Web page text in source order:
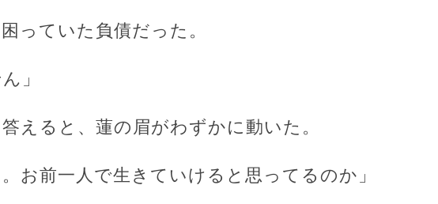
っていた負債だった。
」
えると、蓮の眉がわずかに動いた。
。お前一人で生きていけると思ってるのか」